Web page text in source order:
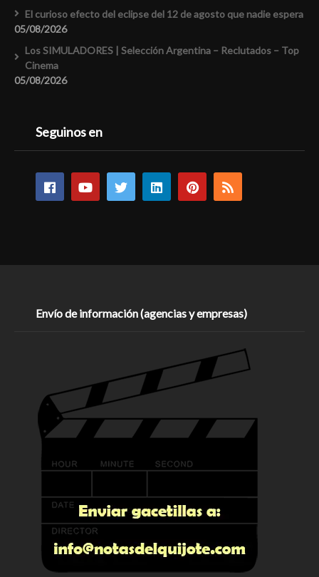
El curioso efecto del eclipse del 12 de agosto que nadie espera
05/08/2026
Los SIMULADORES | Selección Argentina – Reclutados – Top
Cinema
05/08/2026
Seguinos en
Envío de información (agencias y empresas)